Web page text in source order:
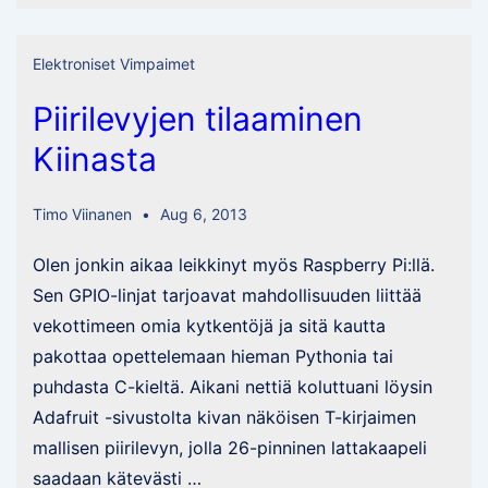
Elektroniset Vimpaimet
Piirilevyjen tilaaminen
Kiinasta
Timo Viinanen Aug 6, 2013
Olen jonkin aikaa leikkinyt myös Raspberry Pi:llä.
Sen GPIO-linjat tarjoavat mahdollisuuden liittää
vekottimeen omia kytkentöjä ja sitä kautta
pakottaa opettelemaan hieman Pythonia tai
puhdasta C-kieltä. Aikani nettiä koluttuani löysin
Adafruit -sivustolta kivan näköisen T-kirjaimen
mallisen piirilevyn, jolla 26-pinninen lattakaapeli
saadaan kätevästi …